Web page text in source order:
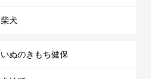
柴犬
いぬのきもち健保